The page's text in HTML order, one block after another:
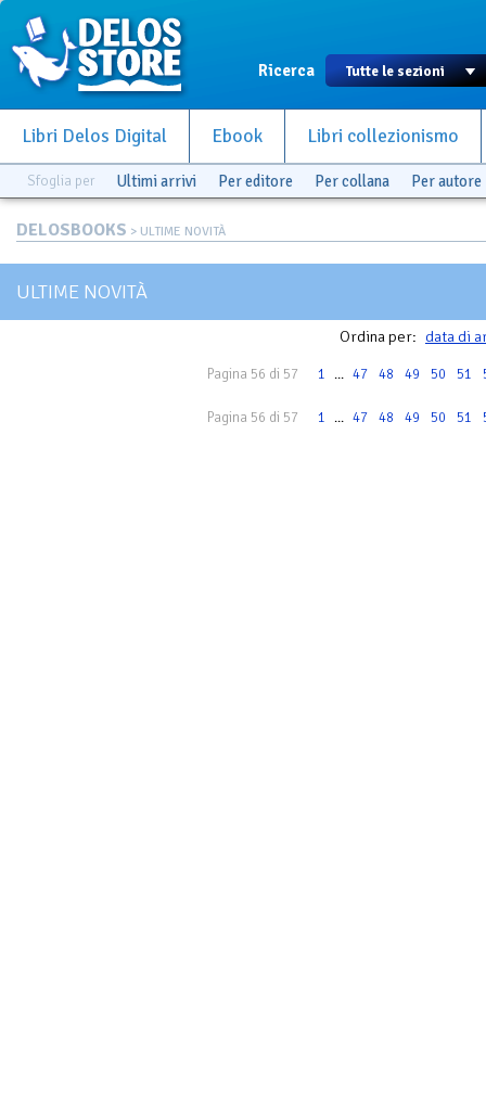
Ricerca
Libri Delos Digital Ebook Libri collezionismo
Sfoglia per Ultimi arrivi Per editore Per collana Per autore
DELOSBOOKS > ULTIME NOVITÀ
ULTIME NOVITÀ
Ordina per: data di
Pagina 56 di 57 1 ... 47 48 49 50 51
Pagina 56 di 57 1 ... 47 48 49 50 51